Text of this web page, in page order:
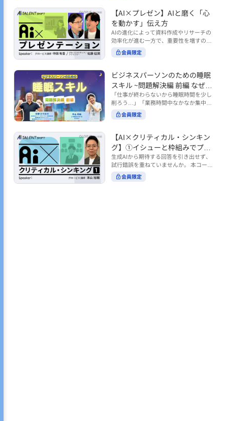
is.co.jp/ja/courses/fe285262/learn/step
s/59808 ・傾聴力 ~リーダーのための聴
く技術~（実践編） https://unlimited.gl
obis.co.jp/ja/courses/01d24a39/learn/s
teps/59813 ※本動画は、制作時点の情
報に基づき作成したものです（2026年6
月制作）
で設計された全12回のシリーズです。
（順次公開） https://unlimited.globis.c
o.jp/ja/tags/AI%E3%83%93%E3%82%B
8%E3%83%8D%E3%82%B9%E3%82%
B7%E3%83%95%E3%83%88 ・基礎編
（第1回〜3回）：リーダーやマネージャ
ーに求められる、AI時代の基礎的なリテ
ジメント編（第4回〜7回）：AI時代のリ
ーダーシップや組織変革を中心に学ぶコ
ース ・機能別戦略編（第8回〜12回）：
AI時代における機能別での戦略のあり方
を中心に学ぶコース より実践的なAIツー
ルの活用法について学びたい方は『AI W
earch?tag=AI%E3%83%AF%E3%83%B
C%E3%82%AF%E3%82%B7%E3%83%
95%E3%83%88 ※本コースは、AIのマネ
ジメント活用を学ぶ「AIビジネスシフ
ト」シリーズの一環として提供していま
す。 ※本動画は、制作時点の情報に基づ
ス・キャピタル・パートナーズ 代表パ
ートナー
期配信されます。 取り上げて欲しいご質
問やテーマ、感想を随時受け付けていま
す。 グーグルフォーム（https://forms.g
le/qqoBYuRUmUYz4scC6） または グ
ロ放題編集部員のX（https://x.com/mai
rakobayashi） まで、ぜひご要望をお
6月制作）
【AI×プレゼン】AIと磨く「心
を動かす」伝え方
AIの進化によって資料作成やリサーチの
効率化が進む一方で、重要性を増すのが
「伝える力」です。本コースでは、AI時
代のプレゼンに求められるデリバリース
を客観的に評価し、改善できるAI活用法
も紹介。大事な場面で「心を動かす」プ
レゼンをしたい方におすすめです。関連
コース「プレゼンテーションスキル」も
併せてご覧ください。 ▼プレゼン動画分
析プロンプト（辛口） https://hodai.glo
bis.co.jp/learning_documents/6f976cd
ル https://unlimited.globis.co.jp/ja/co
urses/598f3254/ ※本コースは、AI時代
のビジネススキルを学ぶ「AIタレントシ
フト」シリーズの一環として提供してい
ます。 https://unlimited.globis.co.jp/j
a/tags/AI%E3%82%BF%E3%83%AC%E
会員限定
ビジネスパーソンのための睡眠
スキル ~問題解決編 前編 なぜ眠
れないのか？~
「仕事が終わらないから睡眠時間を少し
削ろう…」「業務時間中なかなか集中で
きない…」「毎日朝起きるのがつら
い…」。 あなたはこのような経験をした
トの時間をやりくりするために、真っ先
に削りがちなのが「睡眠」時間。 実は
今、日本社会は世界と比較して「最も眠
らない国」だということもわかってきて
います。 慢性的な睡眠不足は、心身の健
康に悪影響なだけでなく、仕事のパフォ
ーマンスにも当然大きな影響を与え、社
会員限定
【AI×クリティカル・シンキン
グ】①イシューと枠組みでプロ
ンプトを磨く
生成AIから期待する回答を引き出せず、
試行錯誤を重ねていませんか。 本コース
では、生成AI活用の質を高める鍵とし
て、クリティカル・シンキングの視点か
会員限定